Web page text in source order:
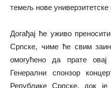
темељ нове универзитетске
Догађај ће уживо
Српске, чиме ће свим
омогућено да прате овај
Генерални спонзор
Републике Српске, док је